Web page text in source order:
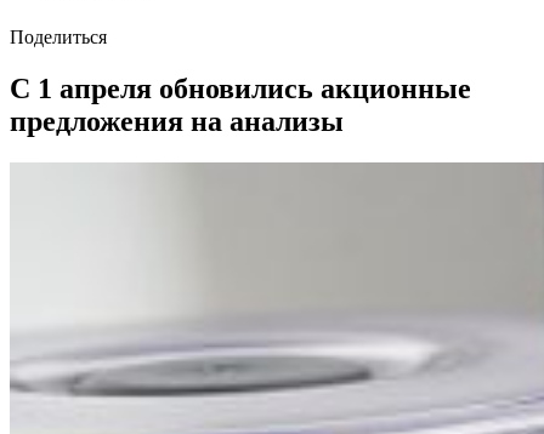
Поделиться
С 1 апреля обновились акционные
предложения на анализы